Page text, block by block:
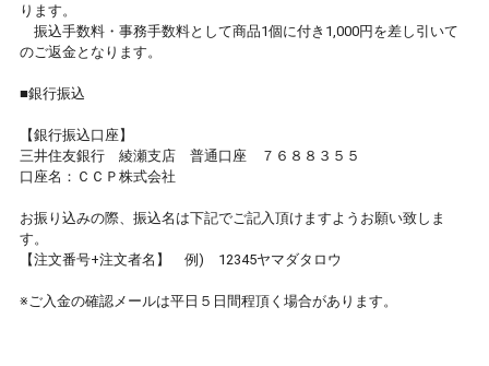
ります。
振込手数料・事務手数料として商品1個に付き1,000円を差し引いて
のご返金となります。
■銀行振込
【銀行振込口座】
三井住友銀行 綾瀬支店 普通口座 ７６８８３５５
口座名：ＣＣＰ株式会社
お振り込みの際、振込名は下記でご記入頂けますようお願い致しま
す。
【注文番号+注文者名】 例) 12345ヤマダタロウ
※ご入金の確認メールは平日５日間程頂く場合があります。